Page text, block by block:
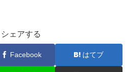
シェアする
Facebook はてブ